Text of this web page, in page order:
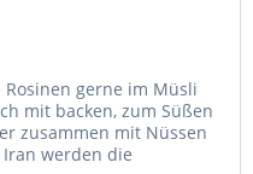
gerne im Müsli
mit backen, zum Süßen
zusammen mit Nüssen
Iran werden die